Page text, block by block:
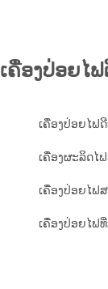
ເຄື່ອງປ່ອຍໄ
ເຄື່ອງປ່ອຍໄຟ
ເຄື່ອງຜະລິດໄ
ເຄື່ອງປ່ອຍໄຟ
ເຄື່ອງປ່ອຍໄຟ